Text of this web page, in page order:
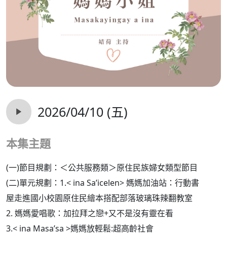
2026/04/10 (五)
本集主題
(一)節目規劃：＜公共服務類＞原住民族婦女類型節目
(二)單元規劃：1.< ina Sa’icelen> 媽媽加油站：行動書
屋走進國小校園原住民繪本搭配部落玻璃珠辣翻教室
2. 媽媽愛唱歌：加拉拜之戀+又不是沒有靈在看
3.< ina Masa’sa >媽媽放輕鬆:超高齡社會